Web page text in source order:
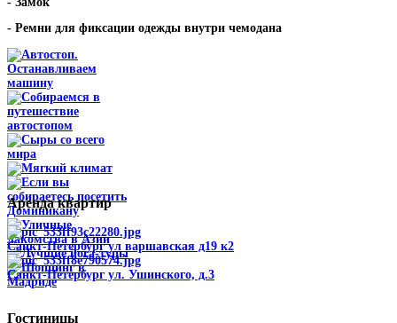
- Ремни для фиксации одежды внутри чемодана
Арендаквартир
Санкт-Петербург ул варшавская д19 к2
Санкт-Петербург ул. Ушинского, д.3
Гостиницы